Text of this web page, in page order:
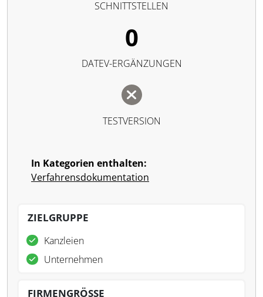
SCHNITTSTELLEN
0
DATEV-ERGÄNZUNGEN
TESTVERSION
In Kategorien enthalten:
Verfahrensdokumentation
ZIELGRUPPE
Kanzleien
Unternehmen
FIRMENGRÖSSE